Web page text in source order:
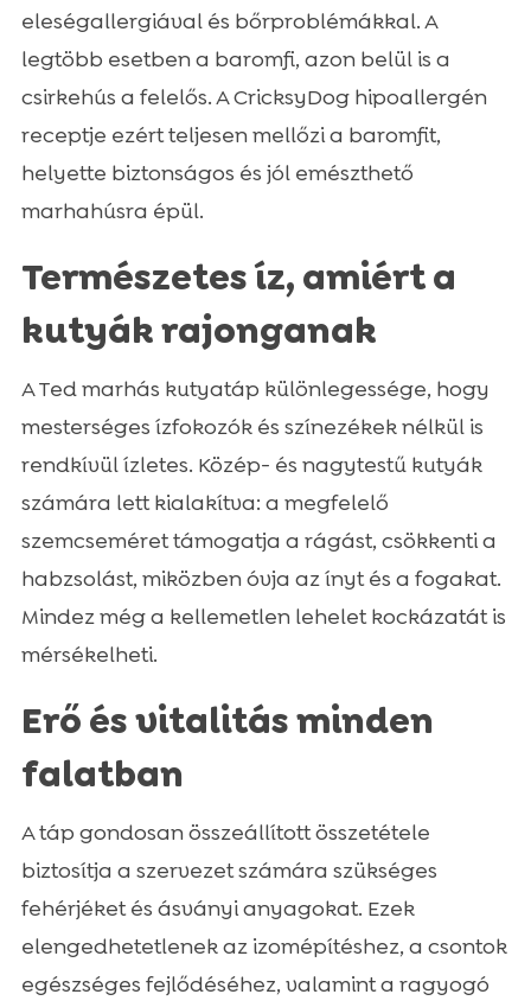
eleségallergiával és bőrproblémákkal. A
legtöbb esetben a baromfi, azon belül is a
csirkehús a felelős. A CricksyDog hipoallergén
receptje ezért teljesen mellőzi a baromfit,
helyette biztonságos és jól emészthető
marhahúsra épül.
Természetes íz, amiért a
kutyák rajonganak
A Ted marhás kutyatáp különlegessége, hogy
mesterséges ízfokozók és színezékek nélkül is
rendkívül ízletes. Közép- és nagytestű kutyák
számára lett kialakítva: a megfelelő
szemcseméret támogatja a rágást, csökkenti a
habzsolást, miközben óvja az ínyt és a fogakat.
Mindez még a kellemetlen lehelet kockázatát is
mérsékelheti.
Erő és vitalitás minden
falatban
A táp gondosan összeállított összetétele
biztosítja a szervezet számára szükséges
fehérjéket és ásványi anyagokat. Ezek
elengedhetetlenek az izomépítéshez, a csontok
egészséges fejlődéséhez, valamint a ragyogó